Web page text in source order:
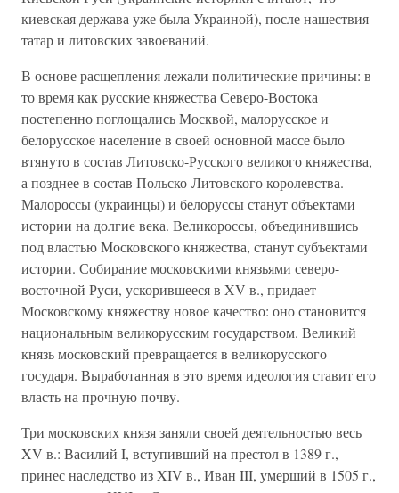
киевская держава уже была Украиной), после нашествия
татар и литовских завоеваний.
В основе расщепления лежали политические причины: в
то время как русские княжества Северо-Востока
постепенно поглощались Москвой, малорусское и
белорусское население в своей основной массе было
втянуто в состав Литовско-Русского великого княжества,
а позднее в состав Польско-Литовского королевства.
Малороссы (украинцы) и белоруссы станут объектами
истории на долгие века. Великороссы, объединившись
под властью Московского княжества, станут субъектами
истории. Собирание московскими князьями северо-
восточной Руси, ускорившееся в XV в., придает
Московскому княжеству новое качество: оно становится
национальным великорусским государством. Великий
князь московский превращается в великорусского
государя. Выработанная в это время идеология ставит его
власть на прочную почву.
Три московских князя заняли своей деятельностью весь
XV в.: Василий I, вступивший на престол в 1389 г.,
принес наследство из XIV в., Иван III, умерший в 1505 г.,